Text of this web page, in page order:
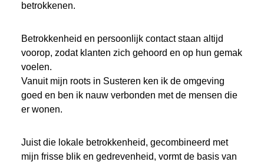
betrokkenen.
Betrokkenheid en persoonlijk contact staan altijd
voorop, zodat klanten zich gehoord en op hun gemak
voelen.
Vanuit mijn roots in Susteren ken ik de omgeving
goed en ben ik nauw verbonden met de mensen die
er wonen.
Juist die lokale betrokkenheid, gecombineerd met
mijn frisse blik en gedrevenheid, vormt de basis van